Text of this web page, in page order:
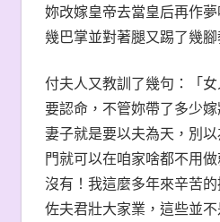
妳改嫁皇帝去當皇后再作
幾巴掌並對著腿又踢了幾腳
付夫人又教訓了幾句：「
要認命，不管妳帶了多少
妻子就是要以夫為天，別
門就可以在咱家啥都不用
沒有！我這麼多年來辛苦
佐夫君壯大家業，這些並